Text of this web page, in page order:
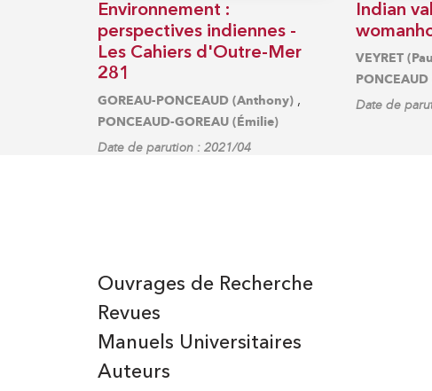
Environnement :
perspectives indiennes -
Les Cahiers d'Outre-Mer
281
GOREAU-PONCEAUD (Anthony),
PONCEAUD-GOREAU (Émilie)
Date de parution : 2021/04
Indian
VEYRET
Date de
Auteurs
Manuels Universitaires
Ouvrages de Recherche
Revues